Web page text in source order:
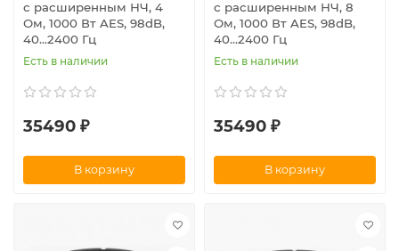
с расширенным НЧ, 4
Ом, 1000 Вт AES, 98dB,
40...2400 Гц
Есть в наличии
35490 ₽
В корзину
с расширенным НЧ, 8
Ом, 1000 Вт AES, 98dB,
40...2400 Гц
Есть в наличии
35490 ₽
В корзину